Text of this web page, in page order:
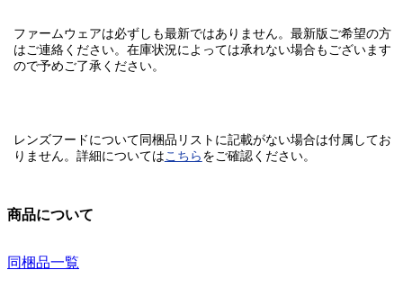
ファームウェアは必ずしも最新ではありません。最新版ご希望の方
はご連絡ください。在庫状況によっては承れない場合もございます
ので予めご了承ください。
レンズフードについて同梱品リストに記載がない場合は付属してお
りません。 詳細についてはこちら をご確認ください。
商品について
同梱品一覧